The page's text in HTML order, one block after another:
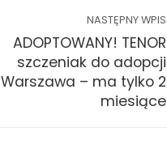
NASTĘPNY WPIS
ADOPTOWANY! TENOR
szczeniak do adopcji
Warszawa – ma tylko 2
miesiące